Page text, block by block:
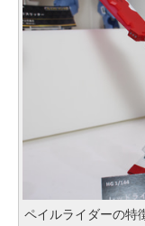
ペイルライダーの特